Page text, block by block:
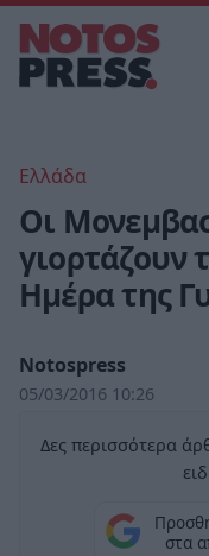
Ελλάδα
Οι
γιορτάζουν
Ημέρα της
Notospress
05/03/2016 10:26
Δες περισσότερα
στα